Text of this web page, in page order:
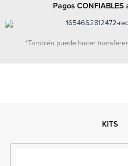
Pagos CONFIABLES
*También puede hacer
KITS